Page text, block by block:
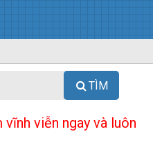
TÌM
viễn ngay và luôn